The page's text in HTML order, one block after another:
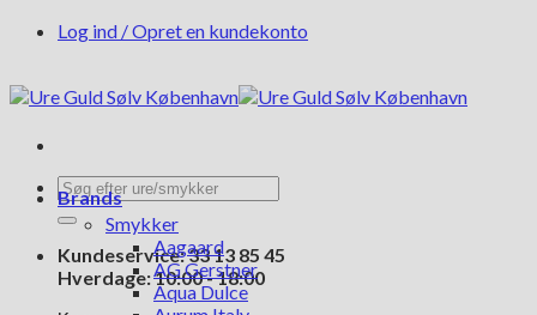
FortsætLog ind / Opret en kundekonto
Søg
efter:
Kundeservice: 33 13 85 45
Hverdage: 10:00 - 18:00
Brands
Smykker
Aagaard
AG Gerstner
Aqua Dulce